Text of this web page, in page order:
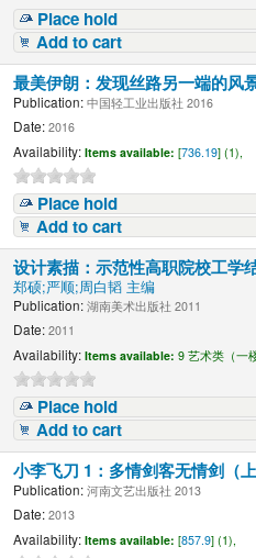
Place hold
Add to cart
最美伊朗：发现丝路另一端的风
Publication: 中国轻工业出版社 2016
Date: 2016
Availability: Items available: [736.19] (1),
Place hold
Add to cart
设计素描：示范性高职院校工学
郑硕;严顺;周白韬 主编
Publication: 湖南美术出版社 2011
Date: 2011
Availability: Items available: 9 艺术类（一
Place hold
Add to cart
小李飞刀 1：多情剑客无情剑（
Publication: 河南文艺出版社 2013
Date: 2013
Availability: Items available: [857.9] (1),